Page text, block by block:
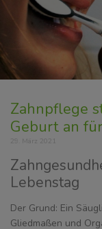
Zahnpflege
Geburt an
29. März 2021
Lebenstag
Der Grund: Ein
Gliedmaßen und